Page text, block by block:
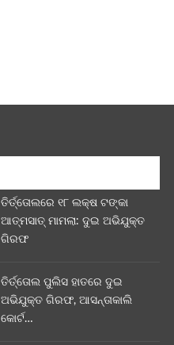
ତିର୍ତ୍ତୋଲରେ ୧୮ ଲକ୍ଷ ଟଙ୍କା
ଆତ୍ମସାତ୍ ମାମଲା: ଦୁଇ ଅଭିଯୁକ୍ତ
ଗିରଫ
ତିର୍ତ୍ତୋଲ ପୁଲିସ ହାତରେ ଦୁଇ
ଅଭିଯୁକ୍ତ ଗିରଫ, ଆସନ୍ତାକାଲି
କୋର୍ଟ…